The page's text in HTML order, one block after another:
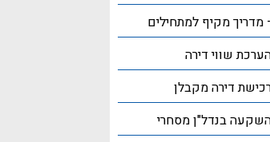
מדריך מקיף למתחילים
שווי דירה
דירה מקבלן
בנדל"ן מסחרי